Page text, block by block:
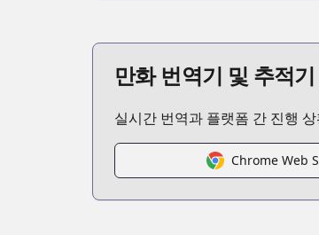
Kitsu
https://kitsu.app/manga/
CDJapan
https://www.anime-
MangaUpdates
만화 번역기 및 추적
실시간 번역과 플랫폼 간 진행
Chrome Web